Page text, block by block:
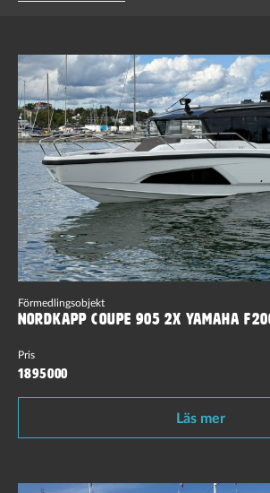
Förmedlingsobjekt
Nordkapp Coupe 905 2x Yamaha
Pris
1895000
Läs mer